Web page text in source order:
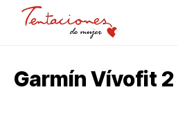
Garmín Vívofit 2